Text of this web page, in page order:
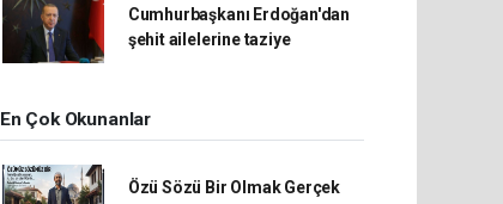
Cumhurbaşkanı Erdoğan'dan
şehit ailelerine taziye
En Çok Okunanlar
Özü Sözü Bir Olmak Gerçek